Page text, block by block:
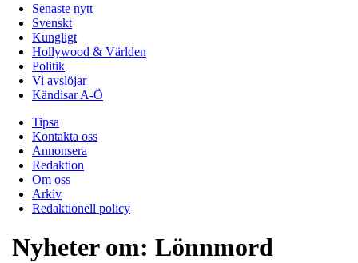
Senaste nytt
Svenskt
Kungligt
Hollywood & Världen
Politik
Vi avslöjar
Kändisar A-Ö
Tipsa
Kontakta oss
Annonsera
Redaktion
Om oss
Arkiv
Redaktionell policy
Nyheter om: Lönnmord